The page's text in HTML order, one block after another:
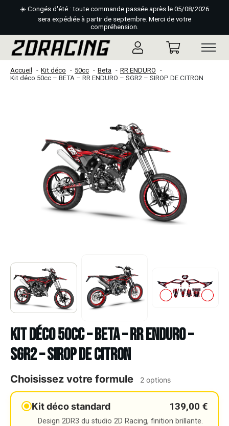
☀️ Congés d'été : toute commande passée après le 05/08/2026
sera expédiée à partir de septembre. Merci de votre
compréhension.
Accueil Kit déco 50cc Beta
RR ENDURO
Kit déco 50cc – BETA – RR ENDURO – SGR2 – SIROP DE CITRON
Kit déco 50cc – BETA – RR ENDURO –
SGR2 – SIROP DE CITRON
Choisissez votre formule 2 options
Kit déco standard 139,00 €
Design 2DR3 du studio 2D Racing, finition brillante.